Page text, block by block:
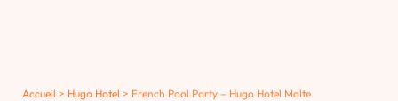
Accueil > Hugo Hotel > French Pool Party – Hugo Hotel Malte